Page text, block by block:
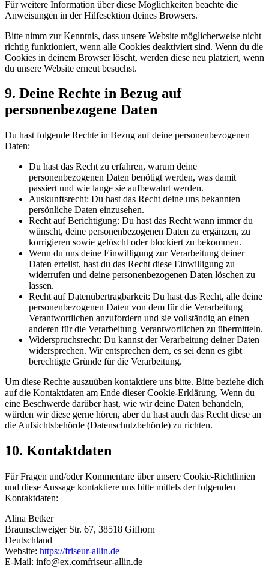
Für weitere Information über diese Möglichkeiten beachte die
Anweisungen in der Hilfesektion deines Browsers.
Bitte nimm zur Kenntnis, dass unsere Website möglicherweise nicht
richtig funktioniert, wenn alle Cookies deaktiviert sind. Wenn du die
Cookies in deinem Browser löscht, werden diese neu platziert, wenn
du unsere Website erneut besuchst.
9. Deine Rechte in Bezug auf
personenbezogene Daten
Du hast folgende Rechte in Bezug auf deine personenbezogenen
Daten:
Du hast das Recht zu erfahren, warum deine
personenbezogenen Daten benötigt werden, was damit
passiert und wie lange sie aufbewahrt werden.
Auskunftsrecht: Du hast das Recht deine uns bekannten
persönliche Daten einzusehen.
Recht auf Berichtigung: Du hast das Recht wann immer du
wünscht, deine personenbezogenen Daten zu ergänzen, zu
korrigieren sowie gelöscht oder blockiert zu bekommen.
Wenn du uns deine Einwilligung zur Verarbeitung deiner
Daten erteilst, hast du das Recht diese Einwilligung zu
widerrufen und deine personenbezogenen Daten löschen zu
lassen.
Recht auf Datenübertragbarkeit: Du hast das Recht, alle deine
personenbezogenen Daten von dem für die Verarbeitung
Verantwortlichen anzufordern und sie vollständig an einen
anderen für die Verarbeitung Verantwortlichen zu übermitteln.
Widerspruchsrecht: Du kannst der Verarbeitung deiner Daten
widersprechen. Wir entsprechen dem, es sei denn es gibt
berechtigte Gründe für die Verarbeitung.
Um diese Rechte auszuüben kontaktiere uns bitte. Bitte beziehe dich
auf die Kontaktdaten am Ende dieser Cookie-Erklärung. Wenn du
eine Beschwerde darüber hast, wie wir deine Daten behandeln,
würden wir diese gerne hören, aber du hast auch das Recht diese an
die Aufsichtsbehörde (Datenschutzbehörde) zu richten.
10. Kontaktdaten
Für Fragen und/oder Kommentare über unsere Cookie-Richtlinien
und diese Aussage kontaktiere uns bitte mittels der folgenden
Kontaktdaten:
Alina Betker
Braunschweiger Str. 67, 38518 Gifhorn
Deutschland
Website: https://friseur-allin.de
E-Mail: info@ex.comfriseur-allin.de